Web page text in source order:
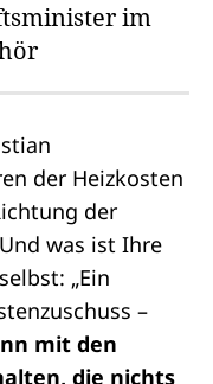
im
der Heizkosten
der
was ist Ihre
„Ein
–
mit den
die nichts